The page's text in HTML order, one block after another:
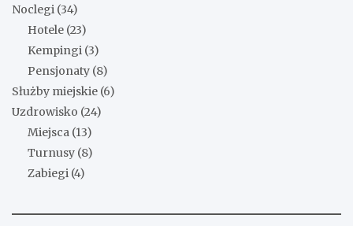
Noclegi (34)
Hotele (23)
Kempingi (3)
Pensjonaty (8)
Służby miejskie (6)
Uzdrowisko (24)
Miejsca (13)
Turnusy (8)
Zabiegi (4)